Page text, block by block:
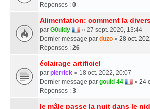
Réponses : 0
Alimentation: comment la
par G0uldy
» 27 sept. 2020, 13:44
Dernier message par duzo » 28 oct.
Réponses : 26
éclairage artificiel
par pierrick » 18 oct. 2022, 20:07
Dernier message par gould 44 » 24
Réponses : 3
le mâle passe la nuit dans le